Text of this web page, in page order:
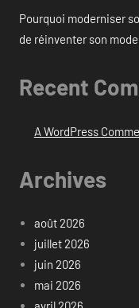
Pourquoi moderniser
de réinventer son
Recent
A WordPress
Archives
août 2026
juillet 2026
juin 2026
mai 2026